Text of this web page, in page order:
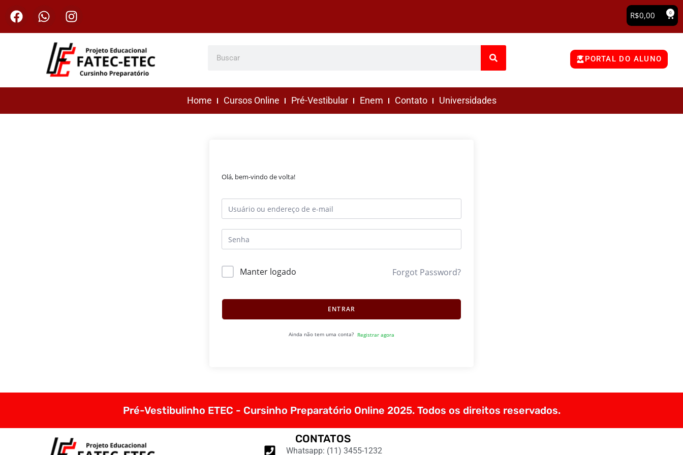
R$0,00 0
PORTAL DO ALUNO
Home Cursos Online Pré-Vestibular Enem Contato Universidades
Olá, bem-vindo de volta!
Manter logado Forgot Password?
ENTRAR
Ainda não tem uma conta? Registrar agora
Pré-Vestibulinho ETEC - Cursinho Preparatório Online 2025. Todos os direitos reservados.
CONTATOS
Whatsapp: (11) 3455-1232